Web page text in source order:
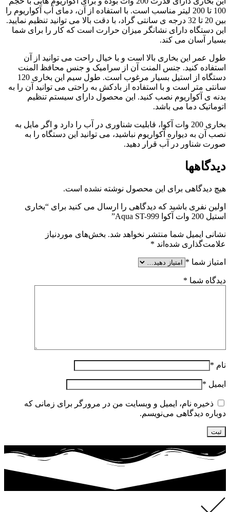
100 تا 200 لیتر مناسب است. با استفاده از آن، دمای آب آکواریوم را
بین 20 تا 32 درجه ی سانتی گراد، با دقت بالا می توانید تنظیم نمایید.
این دستگاه دارای نشانگر میزان حرارت است که کار را برای شما
بسیار آسان می کند.
طول عمر این بخاری بالا است و با خیال راحت می توانید از آن
استفاده کنید. جنس المنت آن از سرامیک و جنس محافظ المنت
دستگاه از استیل بسیار مرغوب است. طول سیم این بخاری 120
سانتی متر است و با استفاده از بادکش به راحتی می توانید آن را به
بدنه ی آکواریوم نصب کنید. این محصول دارای سیستم تنظیم
اتوماتیک دما می باشد.
بخاری 200 وات آکوا، قابلیت شناوری در آب را دارد و اگر مایل به
نصب آن به دیواره آکواریوم نباشید، می توانید این دستگاه را به
صورت شناور در آب قرار دهید.
دیدگاهها
هیچ دیدگاهی برای این محصول نوشته نشده است.
اولین نفری باشید که دیدگاهی را ارسال می کنید برای “بخاری
استیل 200 وات آکوا Aqua ST-999”
نشانی ایمیل شما منتشر نخواهد شد. بخش‌های موردنیاز
علامت‌گذاری شده‌اند *
امتیاز شما *
دیدگاه شما *
نام *
ایمیل *
ذخیره نام، ایمیل و وبسایت من در مرورگر برای زمانی که
دوباره دیدگاهی می‌نویسم.